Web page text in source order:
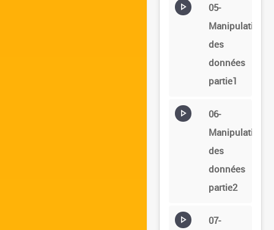
05-
Manipulation
des
données
partie1
06-
Manipulation
des
données
partie2
07-